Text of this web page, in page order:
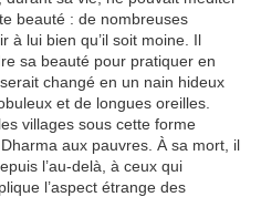
beauté : de nombreuses
à lui bien qu’il soit moine. Il
sa beauté pour pratiquer en
changé en un nain hideux
et de longues oreilles.
villages sous cette forme
aux pauvres. À sa mort, il
l’au-delà, à ceux qui
l’aspect étrange des